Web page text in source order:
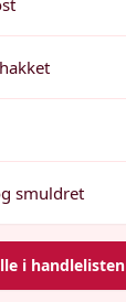
smuldret
i handlelisten